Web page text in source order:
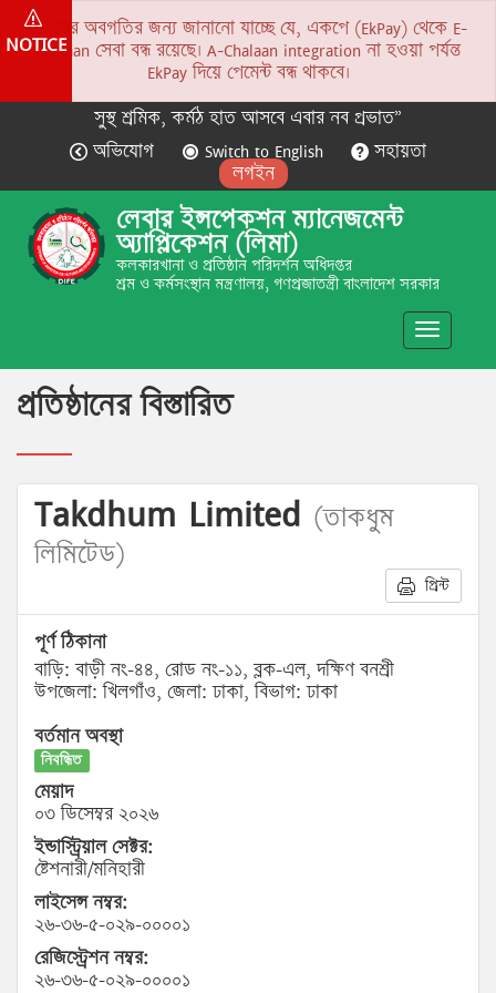
NOTICE
সকলের অবগতির জন্য জানানো যাচ্ছে যে, একপে (EkPay) থেকে E-
Chalaan সেবা বন্ধ রয়েছে। A-Chalaan integration না হওয়া পর্যন্ত
EkPay দিয়ে পেমেন্ট বন্ধ থাকবে।
সুস্থ শ্রমিক, কর্মঠ হাত আসবে এবার নব প্রভাত”
অভিযোগ
Switch to English
সহায়তা
লগইন
লেবার ইন্সপেকশন ম্যানেজমেন্ট
অ্যাপ্লিকেশন (লিমা)
কলকারখানা ও প্রতিষ্ঠান পরিদর্শন অধিদপ্তর
শ্রম ও কর্মসংস্থান মন্ত্রণালয়, গণপ্রজাতন্ত্রী বাংলাদেশ সরকার
Toggle
প্রতিষ্ঠানের বিস্তারিত
Takdhum Limited (তাকধুম
লিমিটেড)
প্রিন্ট
পূর্ণ ঠিকানা
বাড়ি: বাড়ী নং-৪৪, রোড নং-১১, ব্লক-এল, দক্ষিণ বনশ্রী
উপজেলা: খিলগাঁও, জেলা: ঢাকা, বিভাগ: ঢাকা
বর্তমান অবস্থা
নিবন্ধিত
মেয়াদ
০৩ ডিসেম্বর ২০২৬
ইন্ডাস্ট্রিয়াল সেক্টর:
ষ্টেশনারী/মনিহারী
লাইসেন্স নম্বর:
২৬-৩৬-৫-০২৯-০০০০১
রেজিস্ট্রেশন নম্বর:
২৬-৩৬-৫-০২৯-০০০০১